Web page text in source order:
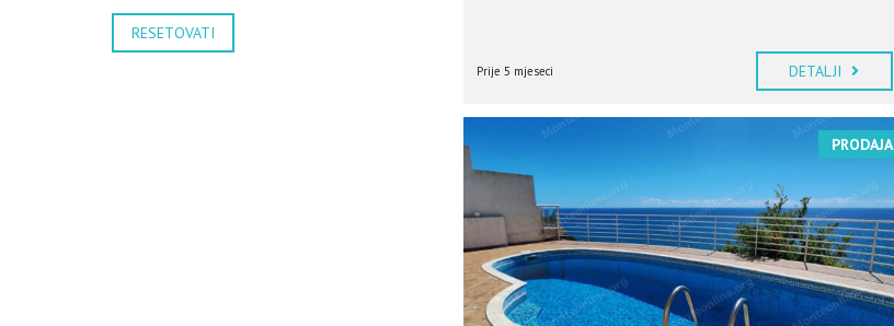
RESETOVATI
Prije 5 mjeseci DETALJI
PRODAJA